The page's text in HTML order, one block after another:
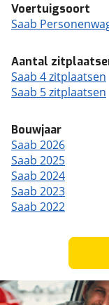
Voertuigsoort
Saab
Aantal
Saab 4 zitplaatsen
Saab 5 zitplaatsen
Bouwjaar
Saab 2026
Saab 2025
Saab 2024
Saab 2023
Saab 2022